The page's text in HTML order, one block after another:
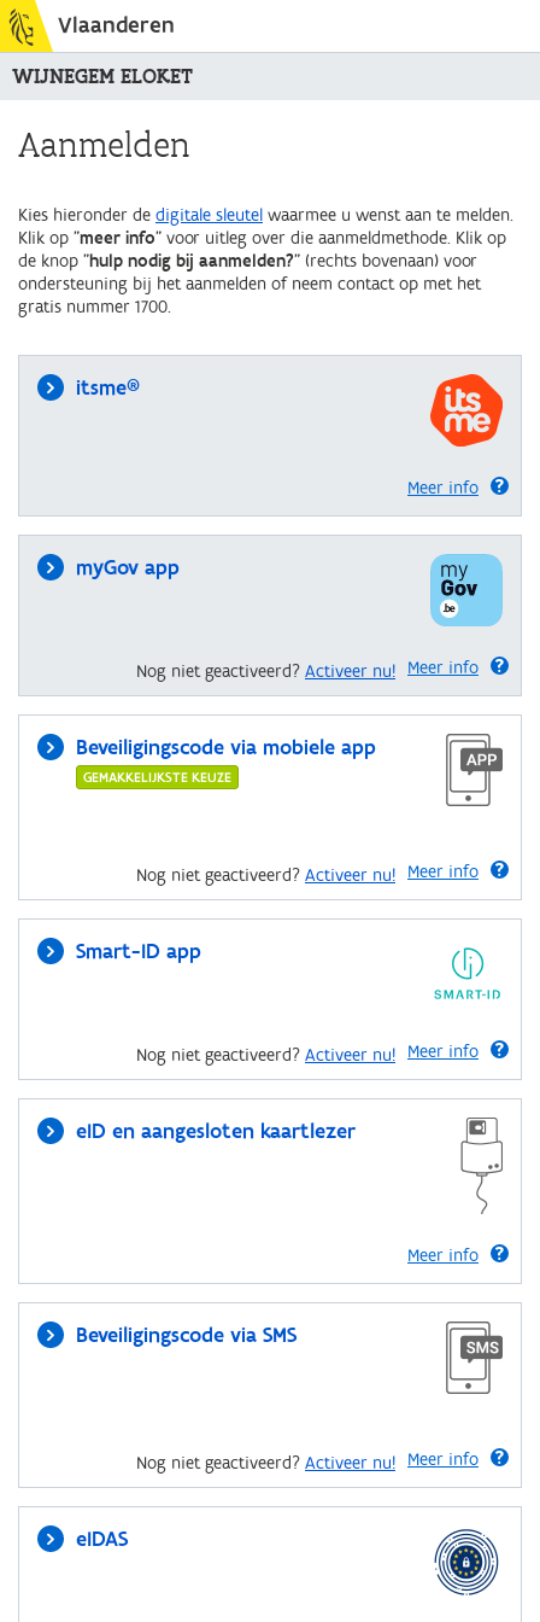
Vlaanderen
WIJNEGEM ELOKET
Aanmelden
Kies hieronder de digitale sleutel waarmee u wenst aan te melden.
Klik op "meer info" voor uitleg over die aanmeldmethode. Klik op
de knop "hulp nodig bij aanmelden?" (rechts bovenaan) voor
ondersteuning bij het aanmelden of neem contact op met het
gratis nummer 1700.
itsme®
Meer info
myGov app
Meer info
Nog niet geactiveerd? Activeer nu!
Beveiligingscode via mobiele app
GEMAKKELIJKSTE KEUZE
Meer info
Nog niet geactiveerd? Activeer nu!
Smart-ID app
Meer info
Nog niet geactiveerd? Activeer nu!
eID en aangesloten kaartlezer
Meer info
Beveiligingscode via SMS
Meer info
Nog niet geactiveerd? Activeer nu!
eIDAS